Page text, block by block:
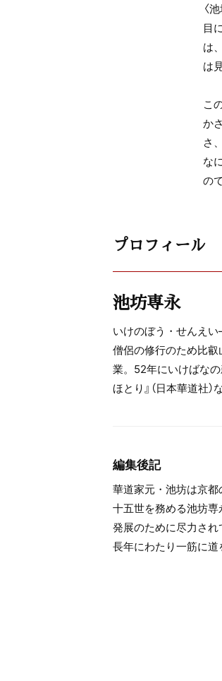
〈
目
は
は
こ
か
さ
な
の
プロフィール
池坊専永
いけのぼう・せんえ
僧侶の修行のため比叡
業。52年にいけばなの
ほとり』（日本華道社）
編集後記
華道家元・池坊は京
十五世を務める池坊
発展のために尽力され
長年にわたり一筋に道